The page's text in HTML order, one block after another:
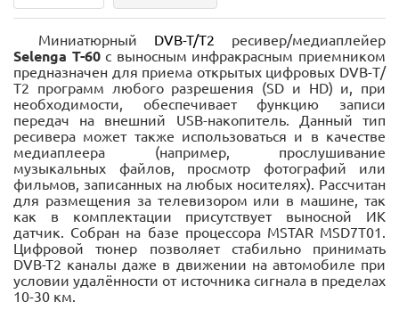
Миниатюрный DVB-T/T2 ресивер/медиаплейер
Selenga T-60с выносным инфракрасным приемником
предназначен для приема открытых цифровых DVB-Т/
Т2 программ любого разрешения (SD и HD) и, при
необходимости, обеспечивает функцию записи
передач на внешний USB-накопитель. Данный тип
ресивера может также использоваться и в качестве
медиаплеера (например, прослушивание
музыкальных файлов, просмотр фотографий или
фильмов, записанных на любых носителях). Рассчитан
для размещения за телевизором или в машине, так
как в комплектации присутствует выносной ИК
датчик. Собран на базе процессора MSTAR MSD7T01.
Цифровой тюнер позволяет стабильно принимать
DVB-T2 каналы даже в движении на автомобиле при
условии удалённости от источника сигнала в пределах
10-30 км.